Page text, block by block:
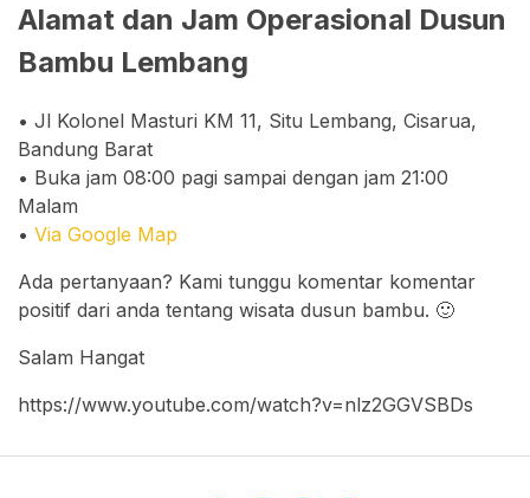
Alamat dan Jam Operasional Dusun
Bambu Lembang
• Jl Kolonel Masturi KM 11, Situ Lembang, Cisarua,
Bandung Barat
• Buka jam 08:00 pagi sampai dengan jam 21:00
Malam
• Via Google Map
Ada pertanyaan? Kami tunggu komentar komentar
positif dari anda tentang wisata dusun bambu. 🙂
Salam Hangat
https://www.youtube.com/watch?v=nlz2GGVSBDs